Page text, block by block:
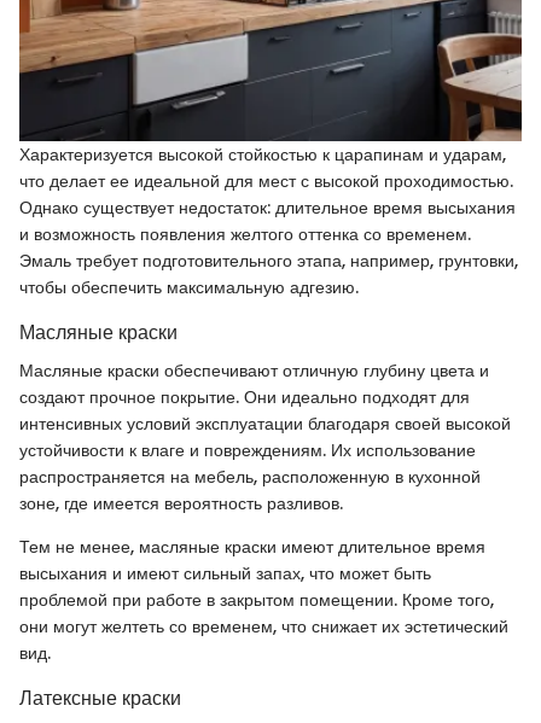
Характеризуется высокой стойкостью к царапинам и ударам,
что делает ее идеальной для мест с высокой проходимостью.
Однако существует недостаток: длительное время высыхания
и возможность появления желтого оттенка со временем.
Эмаль требует подготовительного этапа, например, грунтовки,
чтобы обеспечить максимальную адгезию.
Масляные краски
Масляные краски обеспечивают отличную глубину цвета и
создают прочное покрытие. Они идеально подходят для
интенсивных условий эксплуатации благодаря своей высокой
устойчивости к влаге и повреждениям. Их использование
распространяется на мебель, расположенную в кухонной
зоне, где имеется вероятность разливов.
Тем не менее, масляные краски имеют длительное время
высыхания и имеют сильный запах, что может быть
проблемой при работе в закрытом помещении. Кроме того,
они могут желтеть со временем, что снижает их эстетический
вид.
Латексные краски